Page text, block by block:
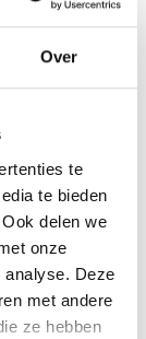
Over
te
te bieden
delen we
onze
analyse. Deze
met andere
ze hebben